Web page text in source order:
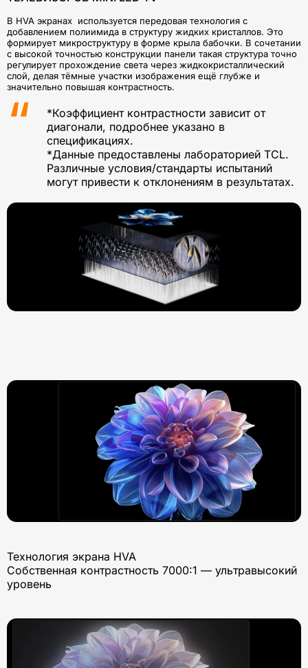
В HVA экранах используется передовая технология с
добавлением полиимида в структуру жидких кристаллов. Это
формирует микроструктуру в форме крыла бабочки. В сочетании
с высокой точностью конструкции панели такая структура точно
регулирует прохождение света через жидкокристаллический
слой, делая тёмные участки изображения ещё глубже и
значительно повышая контрастность.
*Коэффициент контрастности зависит от
диагонали, подробнее указано в
спецификациях.
*Данные предоставлены лабораторией TCL.
Различные условия/стандарты испытаний
могут привести к отклонениям в результатах.
Технология экрана HVA
Собственная контрастность 7000:1 — ультравысокий
уровень